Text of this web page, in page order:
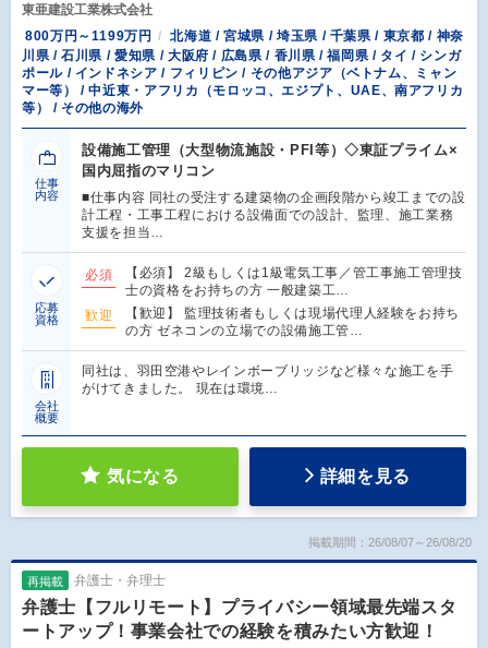
東亜建設工業株式会社
800万円～1199万円
北海道 / 宮城県 / 埼玉県 / 千葉県 / 東京都 / 神奈
川県 / 石川県 / 愛知県 / 大阪府 / 広島県 / 香川県 / 福岡県 / タイ / シンガ
ポール / インドネシア / フィリピン / その他アジア（ベトナム、ミャン
マー等） / 中近東・アフリカ（モロッコ、エジプト、UAE、南アフリカ
等） / その他の海外
仕事
内容
設備施工管理（大型物流施設・PFI等）◇東証プライム×
国内屈指のマリコン
■仕事内容 同社の受注する建築物の企画段階から竣工までの設
計工程・工事工程における設備面での設計、監理、施工業務
支援を担当…
応募
資格
必須
【必須】 2級もしくは1級電気工事／管工事施工管理技
士の資格をお持ちの方 一般建築工…
歓迎
【歓迎】 監理技術者もしくは現場代理人経験をお持ち
の方 ゼネコンの立場での設備施工管…
会社
概要
同社は、羽田空港やレインボーブリッジなど様々な施工を手
がけてきました。 現在は環境…
気になる 詳細を見る
掲載期間：26/08/07～26/08/20
再掲載 弁護士・弁理士
弁護士【フルリモート】プライバシー領域最先端スタ
ートアップ！事業会社での経験を積みたい方歓迎！